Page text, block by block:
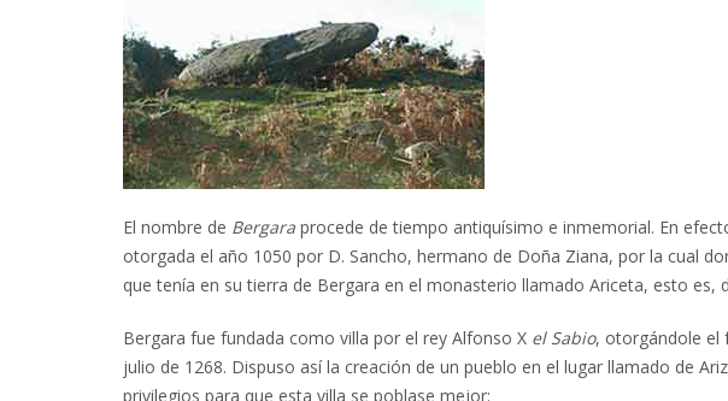
El nombre de Bergara procede de tiempo antiquísimo e inmemorial. En
otorgada el año 1050 por D. Sancho, hermano de Doña Ziana, por la cual
que tenía en su tierra de Bergara en el monasterio llamado Ariceta, esto es,
Bergara fue fundada como villa por el rey Alfonso X el Sabio, otorgándole el
julio de 1268. Dispuso así la creación de un pueblo en el lugar llamado de
privilegios para que esta villa se poblase mejor: